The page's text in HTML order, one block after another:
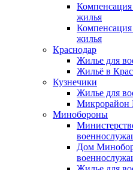
жилья
жилья
Краснодар
Жилье для
Жильё в
Кузнечики
Жилье для
Микрорайон
Минобороны
Дом